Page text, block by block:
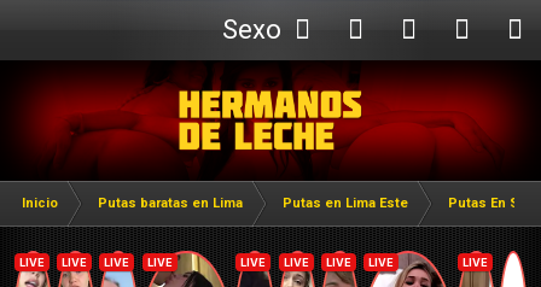
Sexo
Webcam
Inicio Putas baratas en Lima Putas en Lima Este Putas En